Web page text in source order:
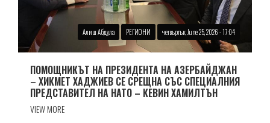
Алиш Абдула РЕГИОНИ четвъртък, June 25, 2026 - 17:04
ПОМОЩНИКЪТ НА ПРЕЗИДЕНТА НА АЗЕРБАЙДЖАН
– ХИКМЕТ ХАДЖИЕВ СЕ СРЕЩНА СЪС СПЕЦИАЛНИЯ
ПРЕДСТАВИТЕЛ НА НАТО – КЕВИН ХАМИЛТЪН
VIEW MORE